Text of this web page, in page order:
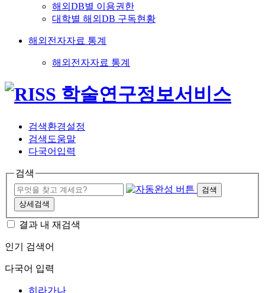
해외DB별 이용권한
대학별 해외DB 구독현황
해외전자자료 통계
해외전자자료 통계
검색환경설정
검색도움말
다국어입력
검색
검색
상세검색
결과 내 재검색
인기 검색어
다국어 입력
히라가나